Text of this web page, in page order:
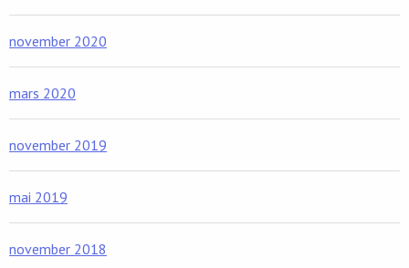
november 2020
mars 2020
november 2019
mai 2019
november 2018